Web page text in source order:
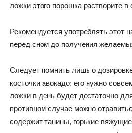
ложки этого порошка растворите в
Рекомендуется употреблять этот
перед сном до получения
Следует помнить лишь о
косточки авокадо: его нужно
ложки в день будет достаточно
противном случае можно
содержит танины, горькие